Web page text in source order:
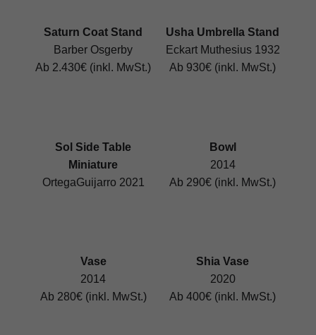
Saturn Coat Stand
Barber Osgerby
Ab 2.430€ (inkl. MwSt.)
Usha Umbrella Stand
Eckart Muthesius 1932
Ab 930€ (inkl. MwSt.)
Sol Side Table
Miniature
OrtegaGuijarro 2021
Bowl
2014
Ab 290€ (inkl. MwSt.)
Vase
2014
Ab 280€ (inkl. MwSt.)
Shia Vase
2020
Ab 400€ (inkl. MwSt.)